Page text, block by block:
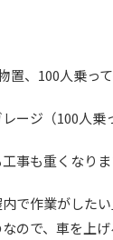
置、100人乗っ
ージ（100人乗
事も重くなり
で作業がした
ので、車を上